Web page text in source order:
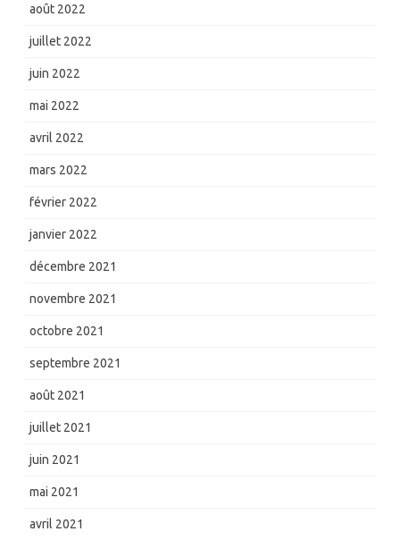
août 2022
juillet 2022
juin 2022
mai 2022
avril 2022
mars 2022
février 2022
janvier 2022
décembre 2021
novembre 2021
octobre 2021
septembre 2021
août 2021
juillet 2021
juin 2021
mai 2021
avril 2021